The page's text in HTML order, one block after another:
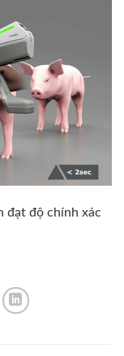
đạt độ chính xác